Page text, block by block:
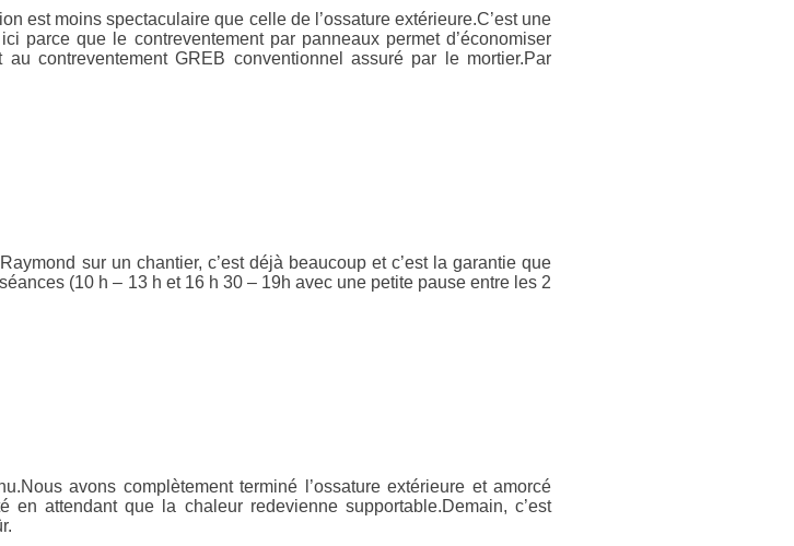
est moins spectaculaire que celle de l’ossature extérieure.C’est une
parce que le contreventement par panneaux permet d’économiser
contreventement GREB conventionnel assuré par le mortier.Par
sur un chantier, c’est déjà beaucoup et c’est la garantie que
(10 h – 13 h et 16 h 30 – 19h avec une petite pause entre les 2
avons complètement terminé l’ossature extérieure et amorcé
en attendant que la chaleur redevienne supportable.Demain, c’est